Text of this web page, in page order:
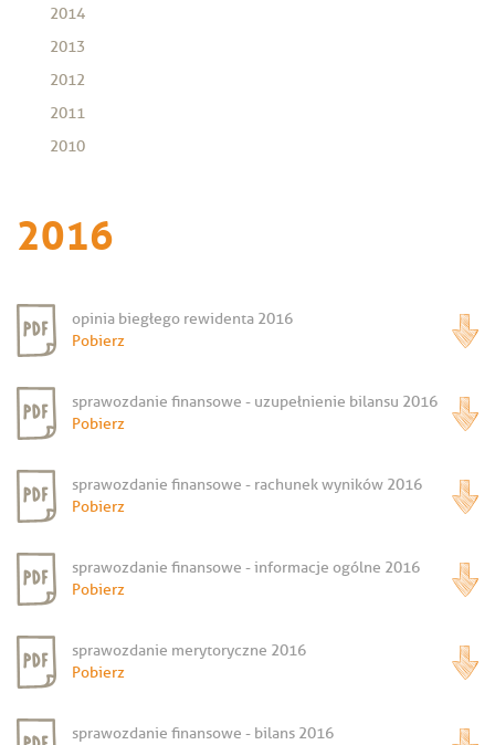
2014
2013
2012
2011
2010
2016
opinia biegłego rewidenta 2016
Pobierz
sprawozdanie finansowe - uzupełnienie bilansu 2016
Pobierz
sprawozdanie finansowe - rachunek wyników 2016
Pobierz
sprawozdanie finansowe - informacje ogólne 2016
Pobierz
sprawozdanie merytoryczne 2016
Pobierz
sprawozdanie finansowe - bilans 2016